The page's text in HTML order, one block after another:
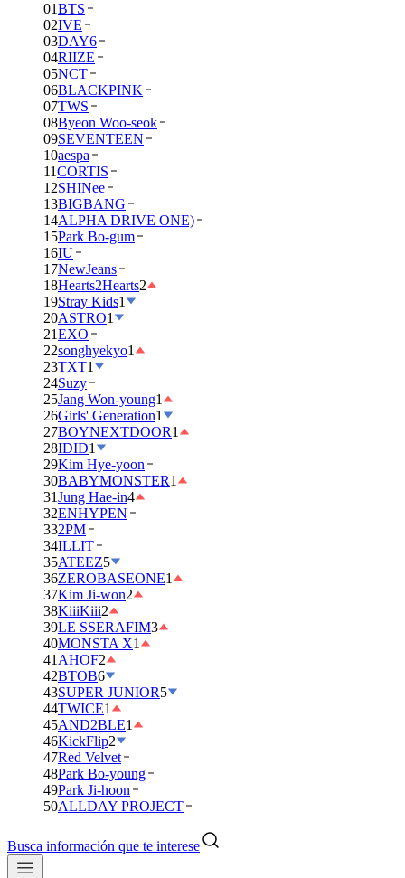
01BTS
02IVE
03DAY6
04RIIZE
05NCT
06BLACKPINK
07TWS
08Byeon Woo-seok
09SEVENTEEN
10aespa
11CORTIS
12SHINee
13BIGBANG
14ALPHA DRIVE ONE)
15Park Bo-gum
16IU
17NewJeans
18Hearts2Hearts2
19Stray Kids1
20ASTRO1
21EXO
22songhyekyo1
23TXT1
24Suzy
25Jang Won-young1
26Girls' Generation1
27BOYNEXTDOOR1
28IDID1
29Kim Hye-yoon
30BABYMONSTER1
31Jung Hae-in4
32ENHYPEN
332PM
34ILLIT
35ATEEZ5
36ZEROBASEONE1
37Kim Ji-won2
38KiiiKiii2
39LE SSERAFIM3
40MONSTA X1
41 AHOF2
42BTOB6
43SUPER JUNIOR5
44TWICE1
45AND2BLE1
46KickFlip2
47Red Velvet
48Park Bo-young
49Park Ji-hoon
50ALLDAY PROJECT
Busca información que te interese